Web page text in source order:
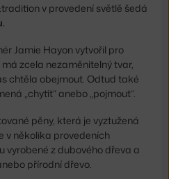
v provedení světlě šedá
Jamie Hayon vytvořil pro
zcela nezaměnitelný tvar,
chtěla obejmout. Odtud také
„chytit“ anebo „pojmout“.
pěny, která je vyztužená
v několika provedeních
vyrobené z dubového dřeva a
přírodní dřevo.